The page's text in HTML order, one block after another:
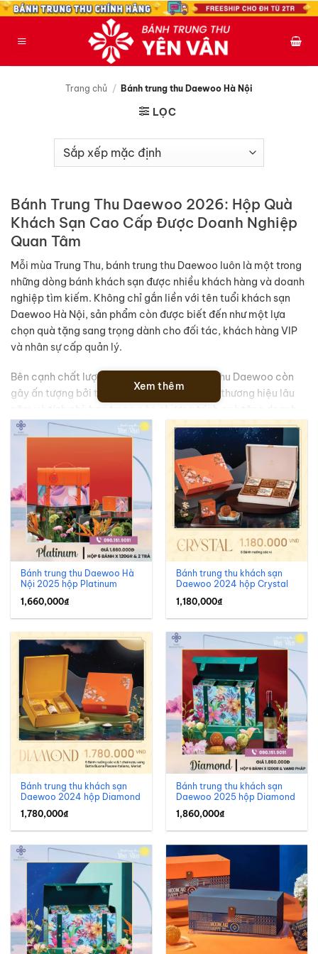
Bỏ
Trang chủ / Bánh trung thu Daewoo Hà Nội
LỌC
Bánh Trung Thu Daewoo 2026: Hộp Quà
Khách Sạn Cao Cấp Được Doanh Nghiệp
Quan Tâm
Mỗi mùa Trung Thu, bánh trung thu Daewoo luôn là một trong
những dòng bánh khách sạn được nhiều khách hàng và doanh
nghiệp tìm kiếm. Không chỉ gắn liền với tên tuổi khách sạn
Daewoo Hà Nội, sản phẩm còn được biết đến như một lựa
chọn quà tặng sang trọng dành cho đối tác, khách hàng VIP
và nhân sự cấp quản lý.
Bên cạnh chất lượng bánh, hộp bánh trung thu Daewoo còn
gây ấn tượng bởi thiết kế chỉn chu, hình ảnh thương hiệu lâu
nghiệp. Đây là lý do nhiều đơn vị thường đưa Daewoo vào
danh sách cân nhắc cùng với Sheraton, Marriott hay
InterContinental mỗi dịp Trung Thu.
Đối với cá nhân yêu thích bánh khách sạn hoặc doanh nghiệp
đang tìm kiếm hộp quà cao cấp, bánh trung thu Daewoo là
thương hiệu đáng để tham khảo.
Bánh trung thu khách sạn Daewoo 2025 hộp Platinum
Bánh trung thu Daewoo là gì?
Bánh trung thu Daewoo là dòng bánh Trung Thu được phát
triển và phân phối dưới thương hiệu khách sạn Daewoo Hà
Xem thêm
Bánh trung thu Daewoo Hà
Nội 2025 hộp Platinum
1,660,000₫
Bánh trung thu khách sạn
Daewoo 2024 hộp Crystal
1,180,000₫
Bánh trung thu khách sạn
Daewoo 2024 hộp Diamond
1,780,000₫
Bánh trung thu khách sạn
Daewoo 2025 hộp Diamond
1,860,000₫